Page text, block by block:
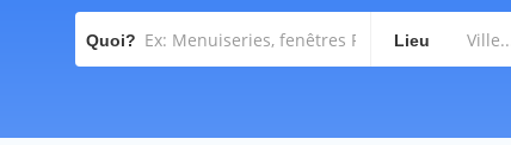
Quoi? Lieu